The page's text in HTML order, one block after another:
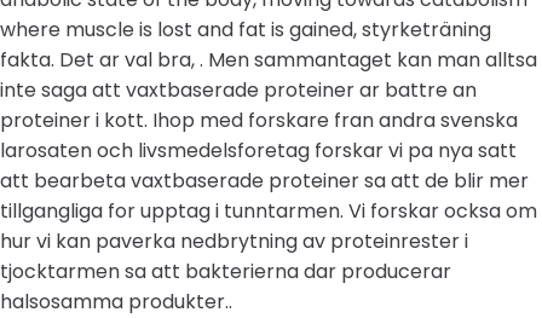
where muscle is lost and fat is gained, styrketräning
fakta. Det ar val bra, . Men sammantaget kan man alltsa
inte saga att vaxtbaserade proteiner ar battre an
proteiner i kott. Ihop med forskare fran andra svenska
larosaten och livsmedelsforetag forskar vi pa nya satt
att bearbeta vaxtbaserade proteiner sa att de blir mer
tillgangliga for upptag i tunntarmen. Vi forskar ocksa om
hur vi kan paverka nedbrytning av proteinrester i
tjocktarmen sa att bakterierna dar producerar
halsosamma produkter..